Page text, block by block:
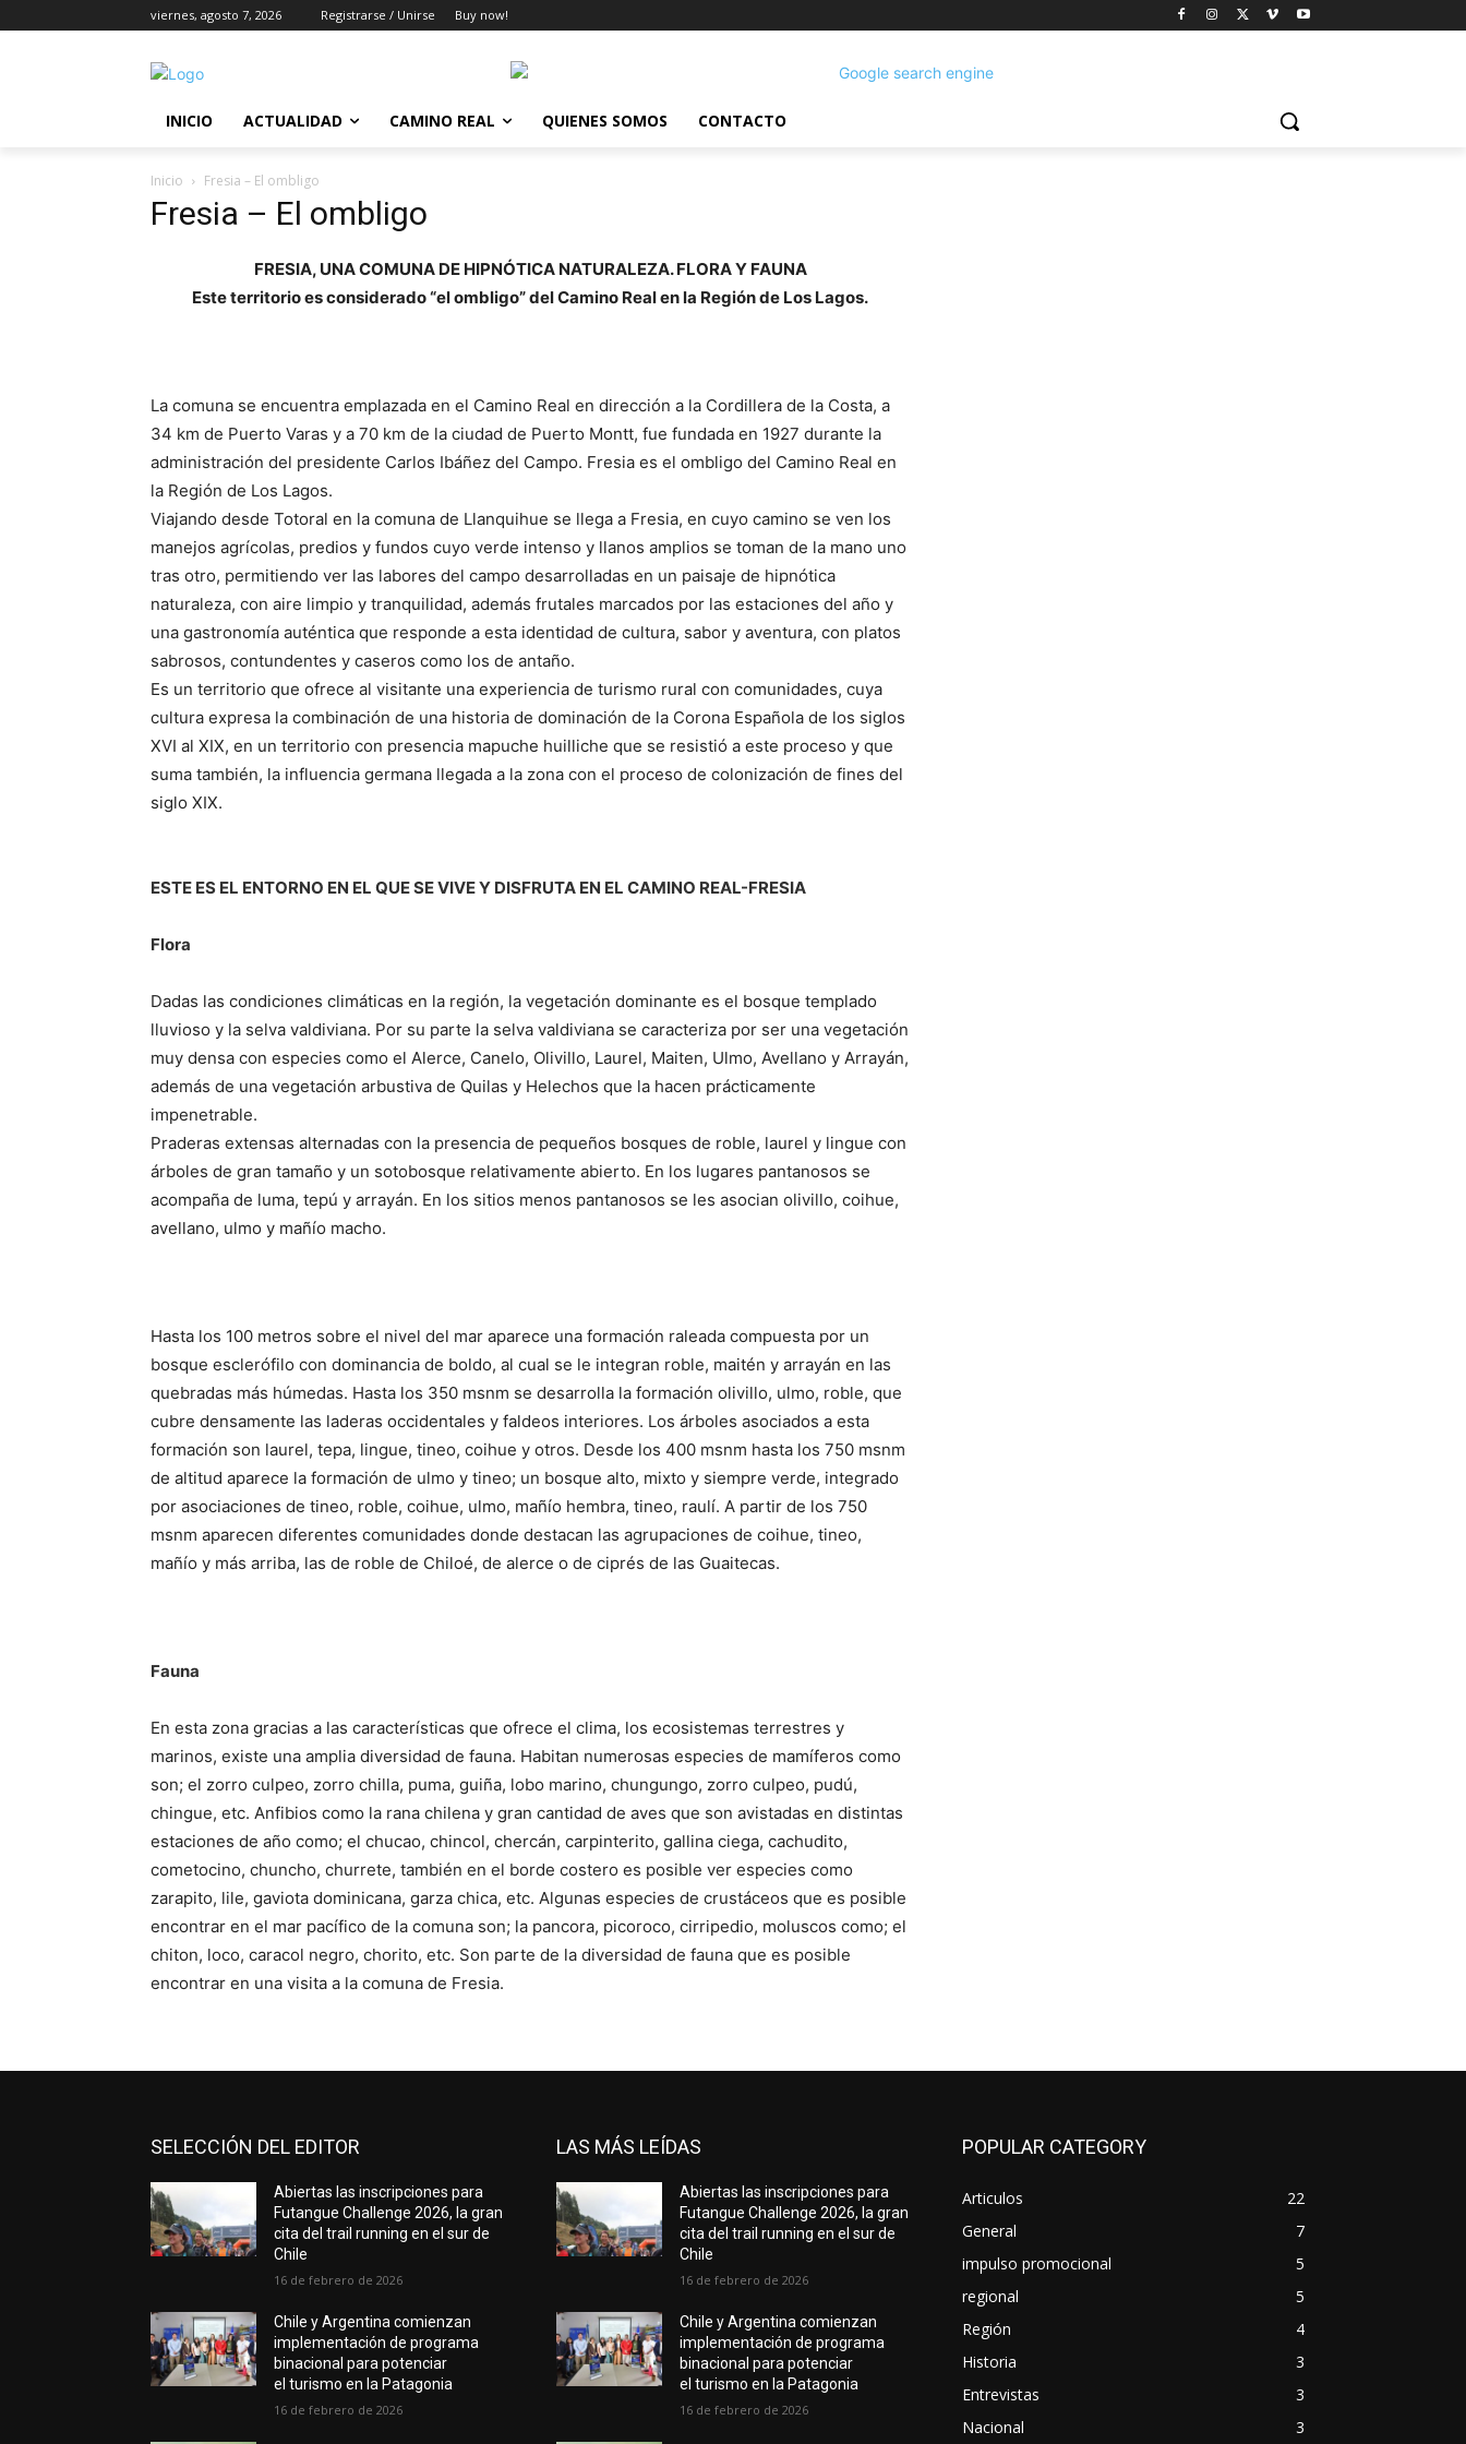
viernes, agosto 7, 2026 Registrarse / Unirse Buy now!
INICIO ACTUALIDAD CAMINO REAL QUIENES SOMOS CONTACTO
Inicio Fresia – El ombligo
Fresia – El ombligo
FRESIA, UNA COMUNA DE HIPNÓTICA NATURALEZA. FLORA Y FAUNA
Este territorio es considerado “el ombligo” del Camino Real en la Región de Los Lagos.
La comuna se encuentra emplazada en el Camino Real en dirección a la Cordillera de la Costa, a
34 km de Puerto Varas y a 70 km de la ciudad de Puerto Montt, fue fundada en 1927 durante la
administración del presidente Carlos Ibáñez del Campo. Fresia es el ombligo del Camino Real en
la Región de Los Lagos.
Viajando desde Totoral en la comuna de Llanquihue se llega a Fresia, en cuyo camino se ven los
manejos agrícolas, predios y fundos cuyo verde intenso y llanos amplios se toman de la mano uno
tras otro, permitiendo ver las labores del campo desarrolladas en un paisaje de hipnótica
naturaleza, con aire limpio y tranquilidad, además frutales marcados por las estaciones del año y
una gastronomía auténtica que responde a esta identidad de cultura, sabor y aventura, con platos
sabrosos, contundentes y caseros como los de antaño.
Es un territorio que ofrece al visitante una experiencia de turismo rural con comunidades, cuya
cultura expresa la combinación de una historia de dominación de la Corona Española de los siglos
XVI al XIX, en un territorio con presencia mapuche huilliche que se resistió a este proceso y que
suma también, la influencia germana llegada a la zona con el proceso de colonización de fines del
siglo XIX.
ESTE ES EL ENTORNO EN EL QUE SE VIVE Y DISFRUTA EN EL CAMINO REAL-FRESIA
Flora
Dadas las condiciones climáticas en la región, la vegetación dominante es el bosque templado
lluvioso y la selva valdiviana. Por su parte la selva valdiviana se caracteriza por ser una vegetación
muy densa con especies como el Alerce, Canelo, Olivillo, Laurel, Maiten, Ulmo, Avellano y Arrayán,
además de una vegetación arbustiva de Quilas y Helechos que la hacen prácticamente
impenetrable.
Praderas extensas alternadas con la presencia de pequeños bosques de roble, laurel y lingue con
árboles de gran tamaño y un sotobosque relativamente abierto. En los lugares pantanosos se
acompaña de luma, tepú y arrayán. En los sitios menos pantanosos se les asocian olivillo, coihue,
avellano, ulmo y mañío macho.
Hasta los 100 metros sobre el nivel del mar aparece una formación raleada compuesta por un
bosque esclerófilo con dominancia de boldo, al cual se le integran roble, maitén y arrayán en las
quebradas más húmedas. Hasta los 350 msnm se desarrolla la formación olivillo, ulmo, roble, que
cubre densamente las laderas occidentales y faldeos interiores. Los árboles asociados a esta
formación son laurel, tepa, lingue, tineo, coihue y otros. Desde los 400 msnm hasta los 750 msnm
de altitud aparece la formación de ulmo y tineo; un bosque alto, mixto y siempre verde, integrado
por asociaciones de tineo, roble, coihue, ulmo, mañío hembra, tineo, raulí. A partir de los 750
msnm aparecen diferentes comunidades donde destacan las agrupaciones de coihue, tineo,
mañío y más arriba, las de roble de Chiloé, de alerce o de ciprés de las Guaitecas.
Fauna
En esta zona gracias a las características que ofrece el clima, los ecosistemas terrestres y
marinos, existe una amplia diversidad de fauna. Habitan numerosas especies de mamíferos como
son; el zorro culpeo, zorro chilla, puma, guiña, lobo marino, chungungo, zorro culpeo, pudú,
chingue, etc. Anfibios como la rana chilena y gran cantidad de aves que son avistadas en distintas
estaciones de año como; el chucao, chincol, chercán, carpinterito, gallina ciega, cachudito,
cometocino, chuncho, churrete, también en el borde costero es posible ver especies como
zarapito, lile, gaviota dominicana, garza chica, etc. Algunas especies de crustáceos que es posible
encontrar en el mar pacífico de la comuna son; la pancora, picoroco, cirripedio, moluscos como; el
chiton, loco, caracol negro, chorito, etc. Son parte de la diversidad de fauna que es posible
encontrar en una visita a la comuna de Fresia.
SELECCIÓN DEL EDITOR
Abiertas las inscripciones para
Futangue Challenge 2026, la gran
cita del trail running en el sur de
Chile
16 de febrero de 2026
Chile y Argentina comienzan
implementación de programa
binacional para potenciar
el turismo en la Patagonia
16 de febrero de 2026
LAS MÁS LEÍDAS
Abiertas las inscripciones para
Futangue Challenge 2026, la gran
cita del trail running en el sur de
Chile
16 de febrero de 2026
Chile y Argentina comienzan
implementación de programa
binacional para potenciar
el turismo en la Patagonia
16 de febrero de 2026
POPULAR CATEGORY
Articulos
22
General
7
impulso promocional
5
regional
5
Región
4
Historia
3
Entrevistas
3
Nacional
3